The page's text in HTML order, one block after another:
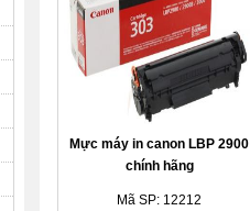
Mực máy in canon LBP 2900
chính hãng
Mã SP: 12212